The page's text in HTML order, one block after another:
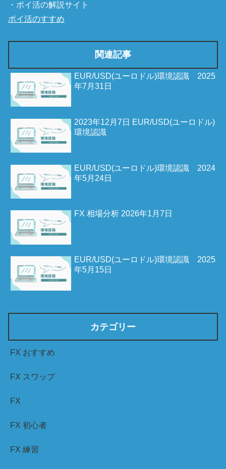
・ポイ活の解説サイト
ポイ活のすすめ
関連記事
EUR/USD(ユーロドル)環境認識 2025
年7月31日
2023年12月7日 EUR/USD(ユーロドル)
環境認識
EUR/USD(ユーロドル)環境認識 2024
年5月24日
FX 相場分析 2026年1月7日
EUR/USD(ユーロドル)環境認識 2025
年5月15日
カテゴリー
FX おすすめ
FX スワップ
FX
FX 初心者
FX 練習